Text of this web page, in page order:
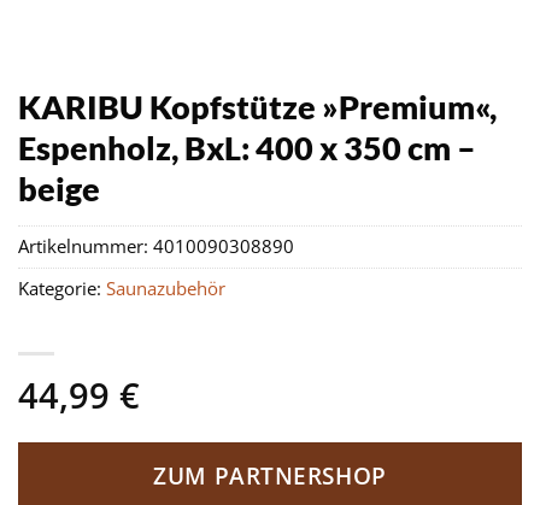
KARIBU Kopfstütze »Premium«,
Espenholz, BxL: 400 x 350 cm –
beige
44,99 €
ZUM PARTNERSHOP
Artikelnummer: 4010090308890
Kategorie: Saunazubehör